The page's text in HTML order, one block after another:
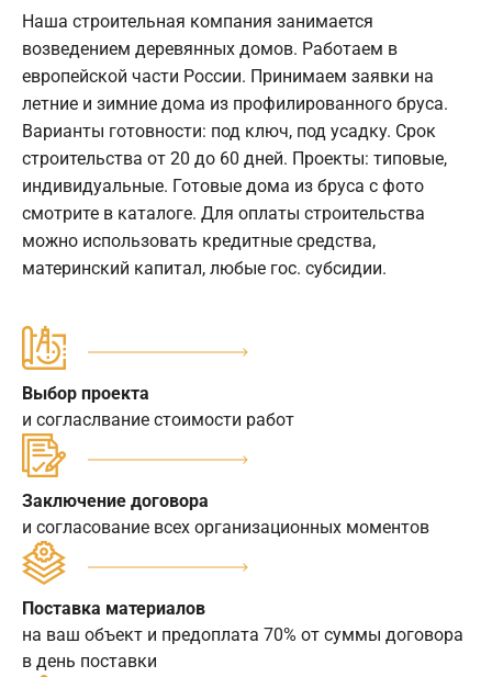
Наша строительная компания занимается
возведением деревянных домов. Работаем в
европейской части России. Принимаем заявки на
летние и зимние дома из профилированного бруса.
Варианты готовности: под ключ, под усадку. Срок
строительства от 20 до 60 дней. Проекты: типовые,
индивидуальные. Готовые дома из бруса с фото
смотрите в каталоге. Для оплаты строительства
можно использовать кредитные средства,
материнский капитал, любые гос. субсидии.
Выбор проекта
и согласлвание стоимости работ
Заключение договора
и согласование всех организационных моментов
Поставка материалов
на ваш объект и предоплата 70% от суммы договора
в день поставки